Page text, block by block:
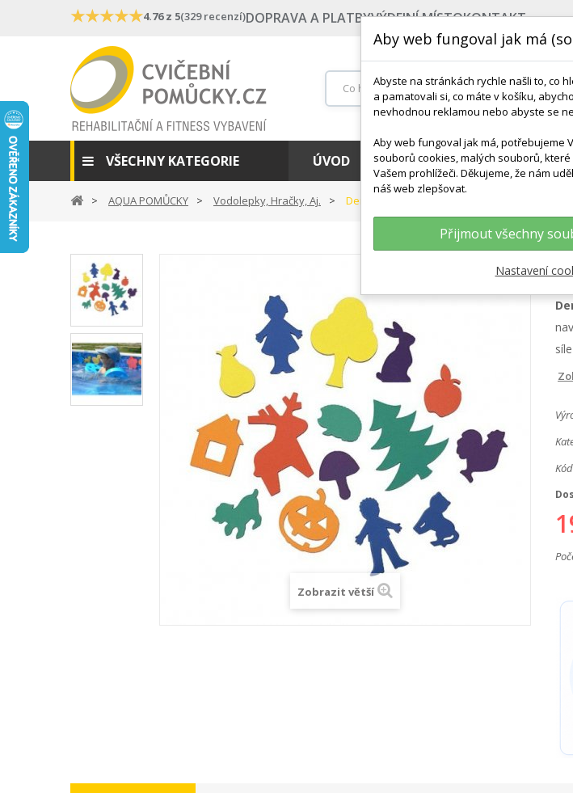
★★★★★4.76 z 5(329 recenzí)DOPRAVA A PLATBYVÝDEJNÍ MÍSTOKONTAKT
VŠECHNY KATEGORIE ÚVOD NEJPRODÁVANĚJŠÍ
AQUA POMŮCKY Vodolepky, Hračky, Aj. Denalepky VENKOV - Sada (8mm) - Vodolepky
Zobrazit větší
Aby web fungoval jak má
Abyste na stránkách rychle našli to, co
a pamatovali si, co máte v košíku,
nevhodnou reklamou nebo abyste se
Aby web fungoval jak má, potřebujeme
souborů cookies, malých souborů,
Vašem prohlížeči. Děkujeme, že nám
náš web zlepšovat.
Přijmout všechny
Nastavení